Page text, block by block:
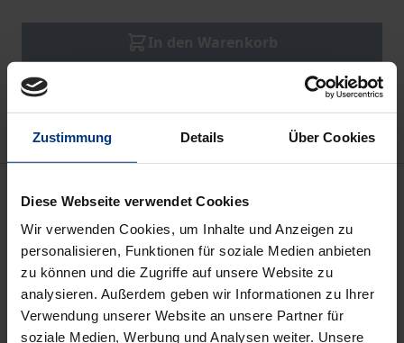
Zustimmung Details Über Cookies
Diese Webseite verwendet Cookies
Wir verwenden Cookies, um Inhalte und Anzeigen zu
personalisieren, Funktionen für soziale Medien anbieten
zu können und die Zugriffe auf unsere Website zu
analysieren. Außerdem geben wir Informationen zu Ihrer
Verwendung unserer Website an unsere Partner für
soziale Medien, Werbung und Analysen weiter. Unsere
Zur Wunschliste hinzufügen
Hinweise zu Versandkosten
Aus dem Inhalt / Table des matières:
Michael Ruck, Die deutsche Verwaltung im
totalitären Führerstaat 1933–1945 • Ilse Staff,
Staatstheorie und Verwaltung im